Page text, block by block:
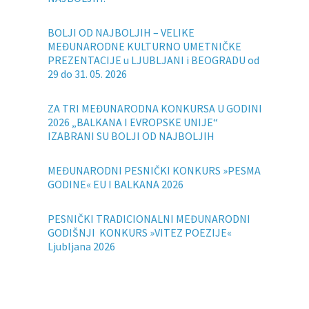
BOLJI OD NAJBOLJIH – VELIKE
MEĐUNARODNE KULTURNO UMETNIČKE
PREZENTACIJE u LJUBLJANI i BEOGRADU od
29 do 31. 05. 2026
ZA TRI MEĐUNARODNA KONKURSA U GODINI
2026 „BALKANA I EVROPSKE UNIJE“
IZABRANI SU BOLJI OD NAJBOLJIH
MEĐUNARODNI PESNIČKI KONKURS »PESMA
GODINE« EU I BALKANA 2026
PESNIČKI TRADICIONALNI MEĐUNARODNI
GODIŠNJI KONKURS »VITEZ POEZIJE«
Ljubljana 2026